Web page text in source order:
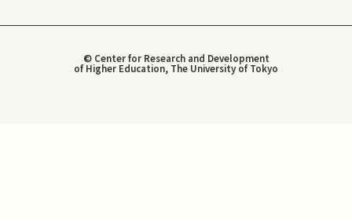
© Center for Research and Development
of Higher Education, The University of Tokyo